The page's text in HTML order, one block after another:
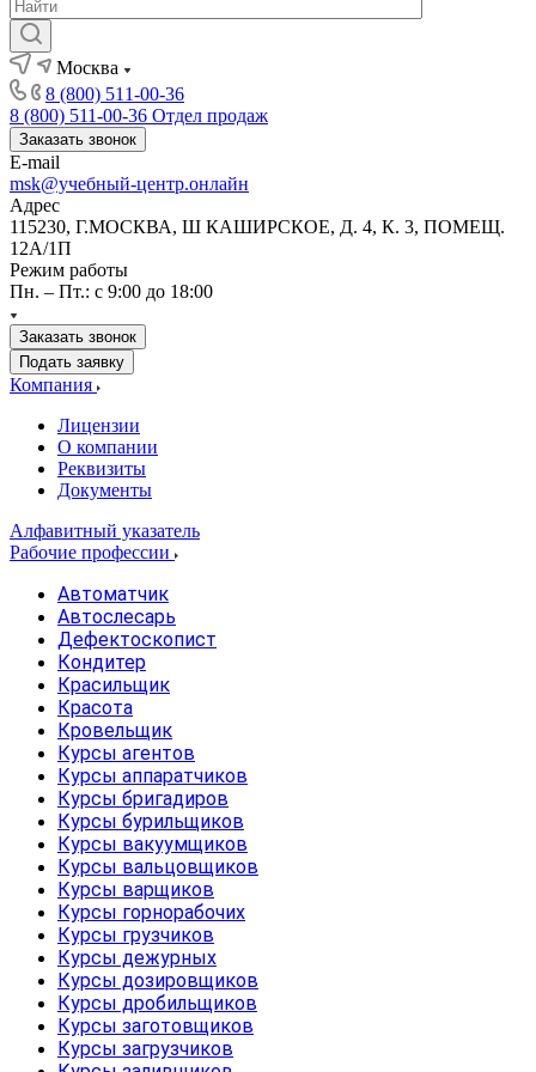
Москва
8 (800) 511-00-36
8 (800) 511-00-36 Отдел продаж
Заказать звонок
E-mail
msk@учебный-центр.онлайн
Адрес
115230, Г.МОСКВА, Ш КАШИРСКОЕ, Д. 4, К. 3, ПОМЕЩ.
12А/1П
Режим работы
Пн. – Пт.: с 9:00 до 18:00
Заказать звонок
Подать заявку
Компания
Лицензии
О компании
Реквизиты
Документы
Алфавитный указатель
Рабочие профессии
Автоматчик
Автослесарь
Дефектоскопист
Кондитер
Красильщик
Красота
Кровельщик
Курсы агентов
Курсы аппаратчиков
Курсы бригадиров
Курсы бурильщиков
Курсы вакуумщиков
Курсы вальцовщиков
Курсы варщиков
Курсы горнорабочих
Курсы грузчиков
Курсы дежурных
Курсы дозировщиков
Курсы дробильщиков
Курсы заготовщиков
Курсы загрузчиков